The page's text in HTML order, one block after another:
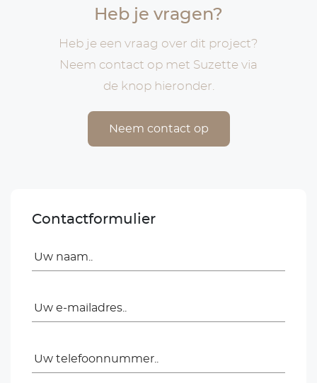
Contactformulier
Heb je vragen?
Heb je een vraag over dit project?
Neem contact op met Suzette via
de knop hieronder.
Neem contact op